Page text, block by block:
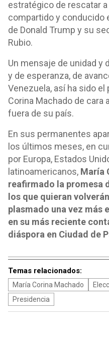
estratégico de rescatar
compartido y conducido
de Donald Trump y su
Rubio.
Un mensaje de unidad y
y de esperanza, de
Venezuela, así ha sido
Corina Machado de cara
fuera de su país.
En sus permanentes
los últimos meses, en
por Europa, Estados
latinoamericanos, María
reafirmado la promesa
los que quieran
plasmado una vez más
en su más reciente
diáspora en Ciudad de
Temas relacionados:
María Corina Machado
Presidencia